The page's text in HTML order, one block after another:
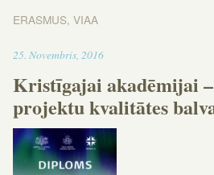
ERASMUS, VIAA
25. Novembris, 201609:45
Kristīgajai akadēmijai
projektu kvalitātes